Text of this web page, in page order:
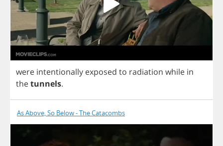
were intentionally exposed to radiation while in
thetunnels.
As Above, So Below - The Catacombs